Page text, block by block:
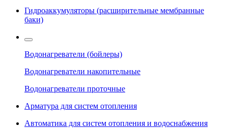
Гидроаккумуляторы (расширительные мембранные
баки)
Водонагреватели (бойлеры)
Водонагреватели накопительные
Водонагреватели проточные
Арматура для систем отопления
Автоматика для систем отопления и водоснабжения